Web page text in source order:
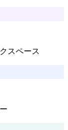
スペース